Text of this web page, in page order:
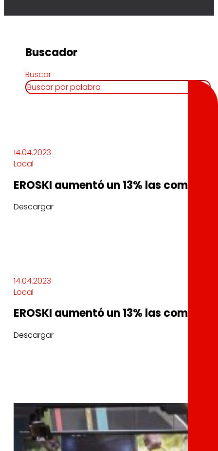
Buscador
Buscar
14.04.2023
Local
EROSKI aumentó un 13% las
Descargar
14.04.2023
Local
EROSKI aumentó un 13% las
Descargar